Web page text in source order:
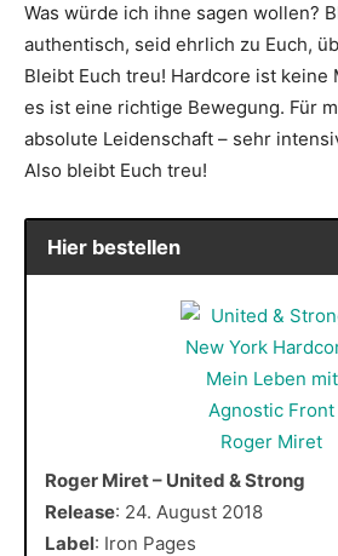
Was würde ich ihne sagen wollen?
authentisch, seid ehrlich zu Euch,
Bleibt Euch treu! Hardcore ist keine
es ist eine richtige Bewegung. Für
absolute Leidenschaft – sehr
Also bleibt Euch treu!
Hier bestellen
Roger Miret – United & Strong
Release: 24. August 2018
Label: Iron Pages